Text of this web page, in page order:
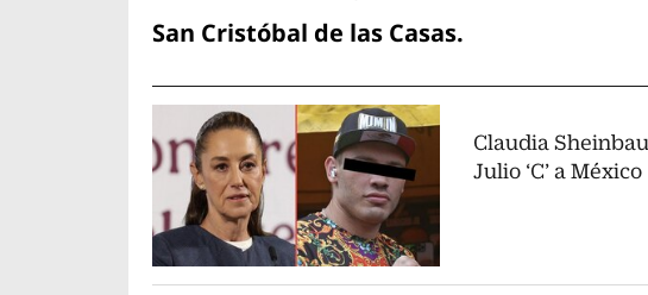
San Cristóbal de las Casas.
Claudia
Julio ‘C’ a México